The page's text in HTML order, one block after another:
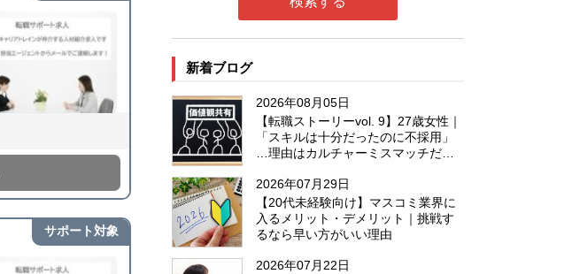
サポート対象
新着ブログ
2026年08月05日
【転職ストーリーvol. 9】27歳女性｜
「スキルは十分だったのに不採用」
…理由はカルチャーミスマッチだっ
2026年07月29日
【20代未経験向け】マスコミ業界に
入るメリット・デメリット｜挑戦す
るなら早い方がいい理由
2026年07月22日